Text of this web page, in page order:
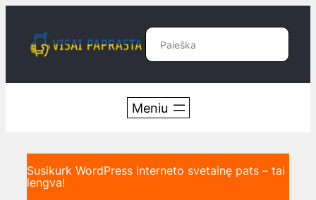
turinio
Paieška
Susikurk WordPress interneto svetainę pats – tai
lengva!